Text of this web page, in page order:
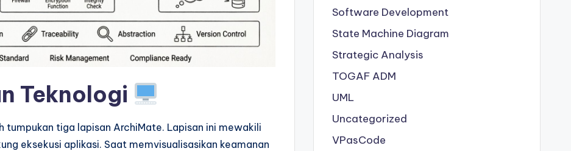
Teknologi
tumpukan tiga lapisan ArchiMate. Lapisan ini mewakili
eksekusi aplikasi. Saat memvisualisasikan keamanan
Software Development
State Machine Diagram
Strategic Analysis
TOGAF ADM
UML
Uncategorized
VPasCode